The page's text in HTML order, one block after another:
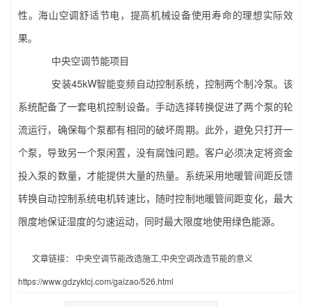
性。海山空调舒适节电，提高机械设备使用寿命的理想实际效
果。
中央空调节能项目
安装45kW智能变频自动控制系统，控制两个制冷泵。该
系统配备了一套电机控制设备。手动选择转换促进了两个泵的轮
流运行，确保每个泵都有相同的破坏周期。此外，避免只打开一
个泵，导致另一个泵闲置，没有腐蚀问题。客户必须决定将资金
投入泵的数量，才能提供大量的热量。系统采用地暖管间距反馈
转换自动控制系统电机转速比，随时控制地暖管间距变化，最大
限度地保证湿度的匀速运动，同时最大限度地使用绿色能源。
文章链接：
中央空调节能改造施工,中央空调改造节能的意义
https://www.gdzyktcj.com/gaizao/526.html